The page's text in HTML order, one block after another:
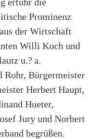
Prominenz
der Wirtschaft
Willi Koch und
u.? a.
Rohr, Bürgermeister
Herbert Haupt,
Hueter,
Jury und Norbert
begrüßen.